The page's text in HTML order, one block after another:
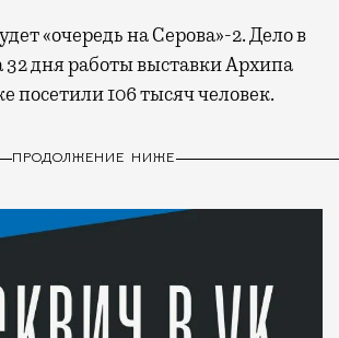
32 дня работы выставки Архипа
посетили 106 тысяч человек.
ПРОДОЛЖЕНИЕ НИЖЕ